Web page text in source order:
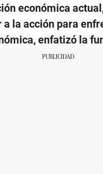
económica
a la acción para
enfatizó la